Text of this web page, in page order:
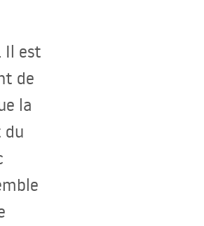
Il est
de
la
du